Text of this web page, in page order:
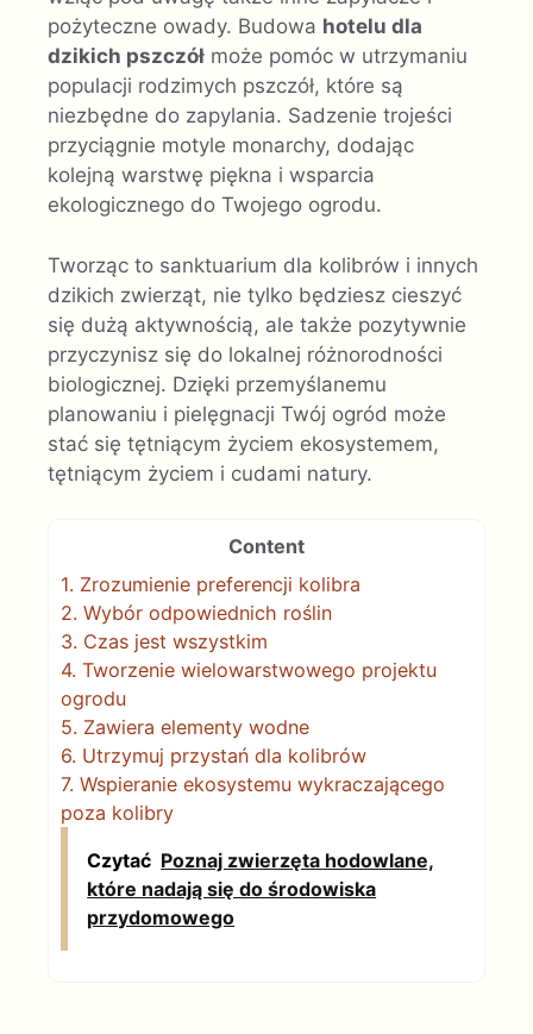
pożyteczne owady. Budowa hotelu dla
dzikich pszczół może pomóc w utrzymaniu
populacji rodzimych pszczół, które są
niezbędne do zapylania. Sadzenie trojeści
przyciągnie motyle monarchy, dodając
kolejną warstwę piękna i wsparcia
ekologicznego do Twojego ogrodu.
Tworząc to sanktuarium dla kolibrów i innych
dzikich zwierząt, nie tylko będziesz cieszyć
się dużą aktywnością, ale także pozytywnie
przyczynisz się do lokalnej różnorodności
biologicznej. Dzięki przemyślanemu
planowaniu i pielęgnacji Twój ogród może
stać się tętniącym życiem ekosystemem,
tętniącym życiem i cudami natury.
Content
1. Zrozumienie preferencji kolibra
2. Wybór odpowiednich roślin
3. Czas jest wszystkim
4. Tworzenie wielowarstwowego projektu
ogrodu
5. Zawiera elementy wodne
6. Utrzymuj przystań dla kolibrów
7. Wspieranie ekosystemu wykraczającego
poza kolibry
Czytać Poznaj zwierzęta hodowlane,
które nadają się do środowiska
przydomowego